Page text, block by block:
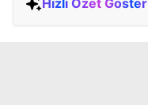
Hızlı Özet Göster